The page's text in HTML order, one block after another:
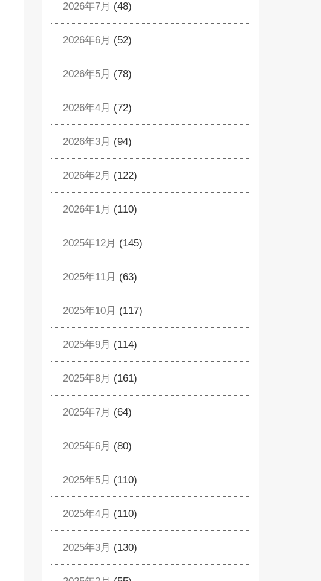
2026年7月 (48)
2026年6月 (52)
2026年5月 (78)
2026年4月 (72)
2026年3月 (94)
2026年2月 (122)
2026年1月 (110)
2025年12月 (145)
2025年11月 (63)
2025年10月 (117)
2025年9月 (114)
2025年8月 (161)
2025年7月 (64)
2025年6月 (80)
2025年5月 (110)
2025年4月 (110)
2025年3月 (130)